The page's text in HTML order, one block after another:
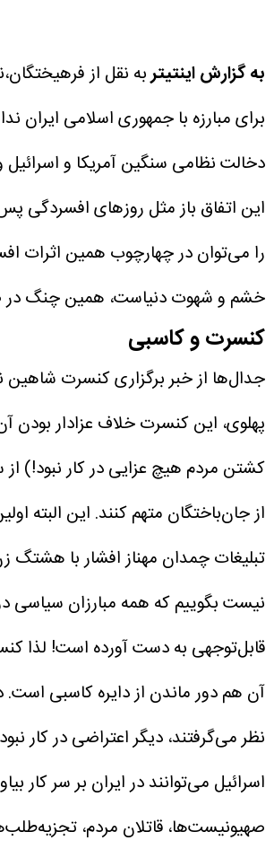
به گزارش اینتیتربه نقل از
برای مبارزه با جمهوری اسلامی
دخالت نظامی سنگین آمریکا و اسرائیل
این اتفاق باز مثل روزهای افسردگی پس از شکست در
را می‌توان در چهارچوب همین اثرات
خشم و شهوت دنیاست، همین چنگ
کنسرت و کاسبی
جدال‌ها از خبر برگزاری کنسرت شاهین
پهلوی، این کنسرت خلاف عزادار بودن
کشتن مردم هیچ عزایی در کار نبود!)
از جان‌باختگان متهم کنند. این البته
تبلیغات چمدان مهناز افشار با هشتگ
نیست بگوییم که همه مبارزان سیاسی در
قابل‌توجهی به دست آورده است! لذا
آن هم دور ماندن از دایره کاسبی
نظر می‌گرفتند، دیگر اعتراضی در کار
اسرائیل می‌توانند در ایران بر سر
صهیونیست‌ها، قاتلان مردم،